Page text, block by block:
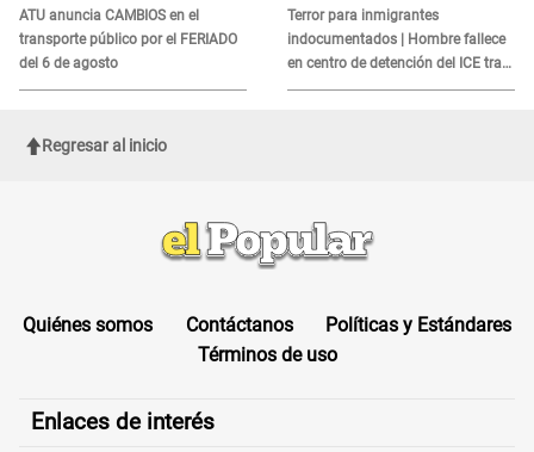
ATU anuncia CAMBIOS en el
transporte público por el FERIADO
del 6 de agosto
es?
Terror para inmigrantes
indocumentados | Hombre fallece
en centro de detención del ICE tras
sufrir una "emergencia médica"
Regresar al inicio
Quiénes somos Contáctanos
Políticas y Estándares
Términos de uso
Enlaces de interés